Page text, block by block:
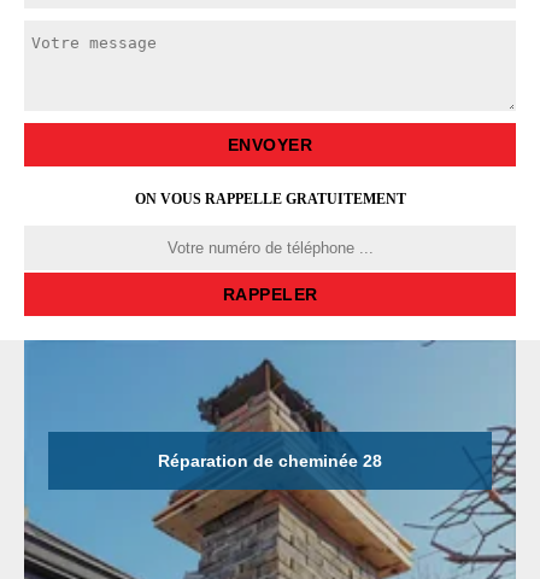
ON VOUS RAPPELLE GRATUITEMENT
Réparation de cheminée 28